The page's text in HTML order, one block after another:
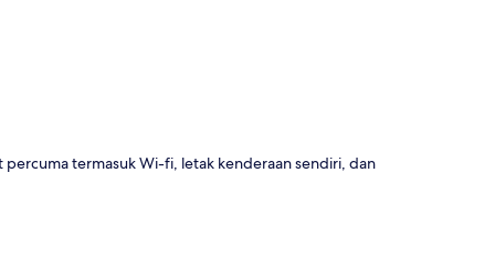
termasuk Wi-fi, letak kenderaan sendiri, dan